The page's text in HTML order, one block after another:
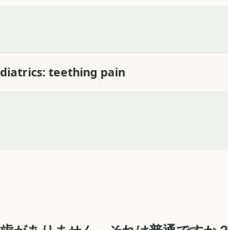
teething pain